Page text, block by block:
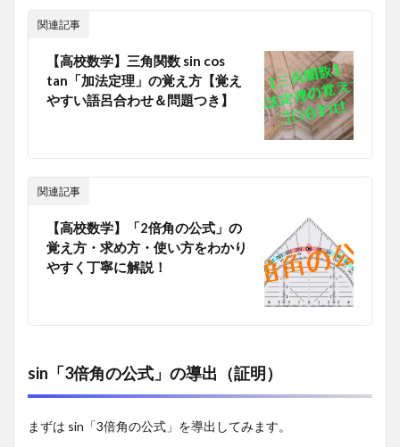
5
参
考：
「三
角比
の相
【入
試問
題】
の公
の利
関連記事
【高校数学】三角関数 sin cos
tan「加法定理」の覚え方【覚え
やすい語呂合わせ＆問題つき】
関連記事
【高校数学】「2倍角の公式」の
覚え方・求め方・使い方をわかり
やすく丁寧に解説！
sin「3倍角の公式」の導出（証明）
まずは sin「3倍角の公式」を導出してみます。